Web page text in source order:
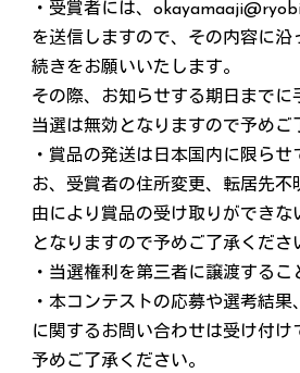
・受賞者には、
を送信しますので、その内容に沿
続きをお願いいたします。
その際、お知らせする期日までに
当選は無効となりますので予めご
・賞品の発送は日本国内に限ら
お、受賞者の住所変更、転居先不
由により賞品の受け取りができな
となりますので予めご了承くださ
・当選権利を第三者に譲渡するこ
・本コンテストの応募や選考結
に関するお問い合わせは受け付け
予めご了承ください。